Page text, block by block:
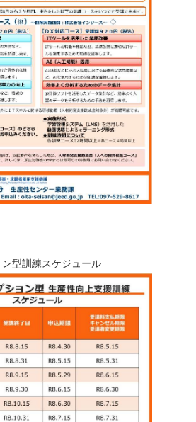
型訓練スケジュール